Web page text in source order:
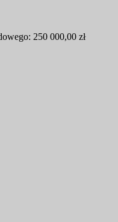
250 000,00 zł